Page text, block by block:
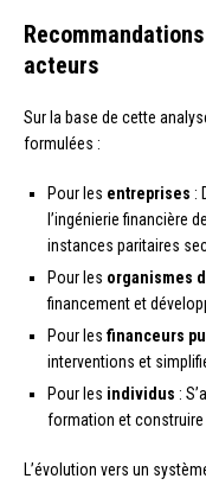
acteurs
Sur la base de cette
formulées :
Pour les entreprises :
l’ingénierie financière
instances paritaires
Pour les organismes
financement et
Pour les financeurs
interventions et
Pour les individus :
formation et
L’évolution vers un